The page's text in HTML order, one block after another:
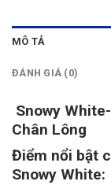
MÔ TẢ
ĐÁNH GIÁ (0)
Snowy
Chân Lông
Điểm nổi bật
Snowy White: